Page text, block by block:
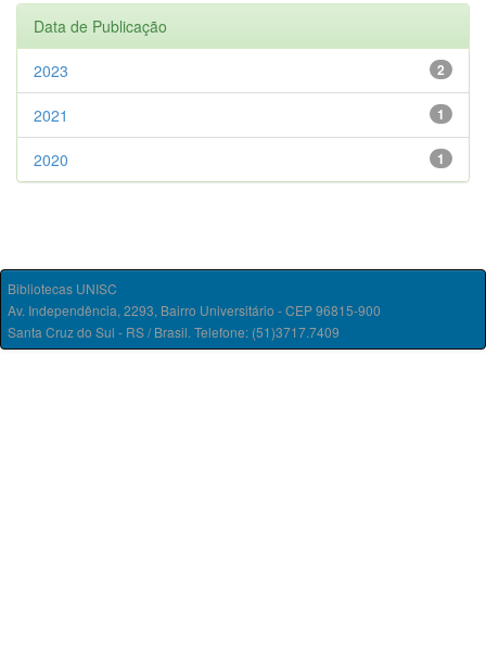
Data de Publicação
2
2023
1
2021
1
2020
Bibliotecas UNISC
Av. Independência, 2293, Bairro Universitário - CEP 96815-900
Santa Cruz do Sul - RS / Brasil. Telefone: (51)3717.7409